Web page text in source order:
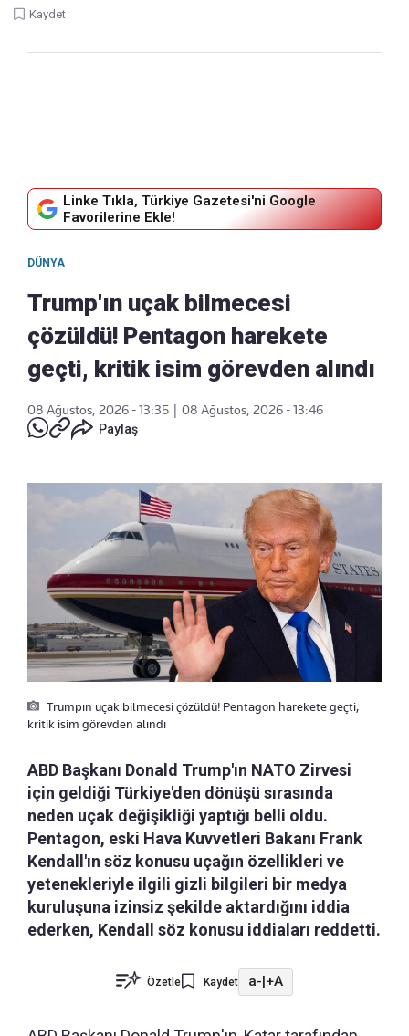
Kaydet
Linke Tıkla, Türkiye Gazetesi'ni Google
Favorilerine Ekle!
DÜNYA
Trump'ın uçak bilmecesi
çözüldü! Pentagon harekete
geçti, kritik isim görevden alındı
08 Ağustos, 2026 - 13:35
08 Ağustos, 2026 - 13:46
Paylaş
Trumpın uçak bilmecesi çözüldü! Pentagon harekete geçti,
kritik isim görevden alındı
ABD Başkanı Donald Trump'ın NATO Zirvesi
için geldiği Türkiye'den dönüşü sırasında
neden uçak değişikliği yaptığı belli oldu.
Pentagon, eski Hava Kuvvetleri Bakanı Frank
Kendall'ın söz konusu uçağın özellikleri ve
yetenekleriyle ilgili gizli bilgileri bir medya
kuruluşuna izinsiz şekilde aktardığını iddia
ederken, Kendall söz konusu iddiaları reddetti.
Özetle Kaydet a- +A